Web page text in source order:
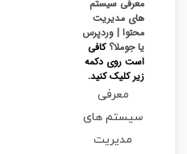
معرفی سیستم
های مدیریت
محتوا | وردپرس
یا جوملا؟ کافی
است روی دکمه
زیر کلیک کنید.
معرفی
سیستم های
مدیریت